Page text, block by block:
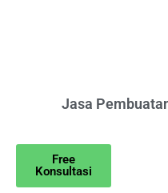
Jasa
Free
Konsultasi